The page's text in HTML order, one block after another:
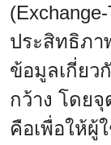
ประสิทธิภา
ข้อมูลเกี่ยว
กว้าง โดย
คือเพื่อให้ผู้